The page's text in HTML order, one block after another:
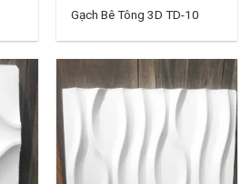
Gạch Bê Tông 3D TD-10